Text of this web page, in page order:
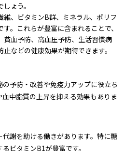
ょう。
維、ビタミンB群、ミネラル、ポリフ
。これらが豊富に含まれることで、
貧血予防、高血圧予防、生活習慣病
などの健康効果が期待できます。
予防・改善や免疫力アップに役立ち
中脂質の上昇を抑える効果もありま
謝を助ける働きがあります。特に糖
ビタミンB1が豊富です。